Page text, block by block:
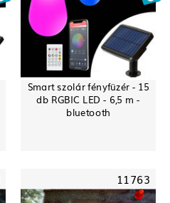
Smart szolár fényfüzér - 15
db RGBIC LED - 6,5 m -
bluetooth
11763